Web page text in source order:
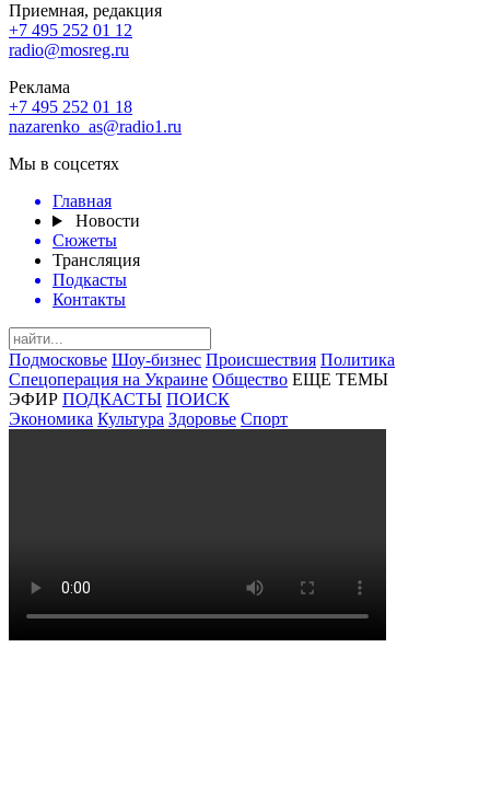
Приемная, редакция
+7 495 252 01 12
radio@mosreg.ru
Реклама
+7 495 252 01 18
nazarenko_as@radio1.ru
Мы в соцсетях
Главная
Новости
Сюжеты
Трансляция
Подкасты
Контакты
Подмосковье Шоу-бизнес Происшествия Политика
Спецоперация на Украине Общество ЕЩЕ ТЕМЫ
ЭФИР ПОДКАСТЫ ПОИСК
Экономика Культура Здоровье Спорт